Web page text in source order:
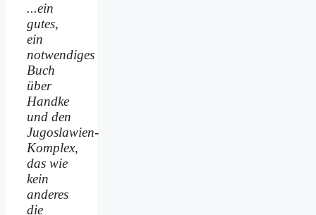
...ein
gutes,
ein
notwendiges
Buch
über
Handke
und den
Jugoslawien-
Komplex,
das wie
kein
anderes
die